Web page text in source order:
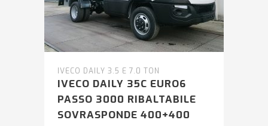
IVECO DAILY 3.5 E 7.0 TON
IVECO DAILY 35C EURO6
PASSO 3000 RIBALTABILE
SOVRASPONDE 400+400